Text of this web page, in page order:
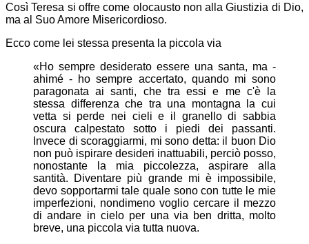
Così Teresa si offre come olocausto non alla Giustizia di Dio,
ma al Suo Amore Misericordioso.
Ecco come lei stessa presenta la piccola via
«Ho sempre desiderato essere una santa, ma -
ahimé - ho sempre accertato, quando mi sono
paragonata ai santi, che tra essi e me c'è la
stessa differenza che tra una montagna la cui
vetta si perde nei cieli e il granello di sabbia
oscura calpestato sotto i piedi dei passanti.
Invece di scoraggiarmi, mi sono detta: il buon Dio
non può ispirare desideri inattuabili, perciò posso,
nonostante la mia piccolezza, aspirare alla
santità. Diventare più grande mi è impossibile,
devo sopportarmi tale quale sono con tutte le mie
imperfezioni, nondimeno voglio cercare il mezzo
di andare in cielo per una via ben dritta, molto
breve, una piccola via tutta nuova.